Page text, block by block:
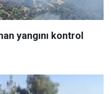
yangını kontrol